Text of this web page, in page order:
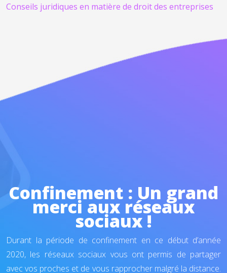
Conseils juridiques en matière de droit des entreprises
Confinement : Un grand
merci aux réseaux
sociaux !
Durant la période de confinement en ce début d’année
2020, les réseaux sociaux vous ont permis de partager
avec vos proches et de vous rapprocher malgré la distance.